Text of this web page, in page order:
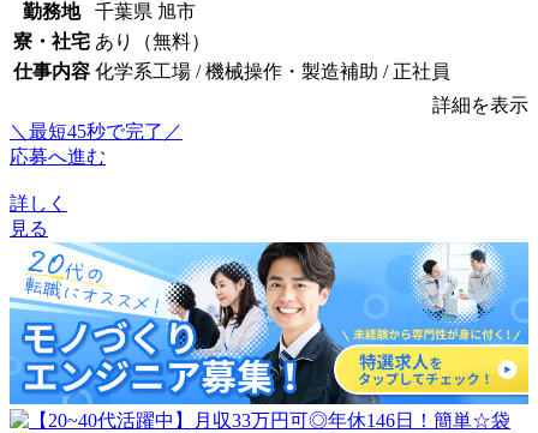
勤務地
千葉県 旭市
寮・社宅 あり（無料）
仕事内容 化学系工場 / 機械操作・製造補助 / 正社員
詳細を表示
＼最短45秒で完了／
応募へ進む
詳しく
見る